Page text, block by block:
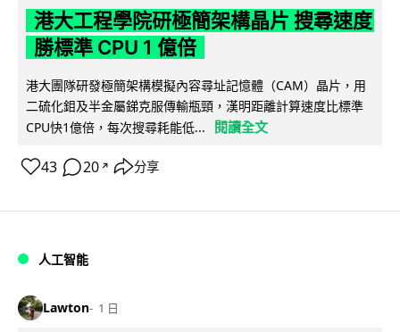
港大工程學院研極簡架構晶片 搜尋速度
勝標準 CPU 1 億倍
港大團隊研發極簡架構模擬內容尋址記憶體（CAM）晶片，用
二硫化鉬及半金屬銻克服傳輸瓶頸，漢明距離計算速度比標準
CPU快1億倍，每次搜尋耗能低...
閱讀全文
43 20 ↗ 分享
人工智能
Lawton 1 日